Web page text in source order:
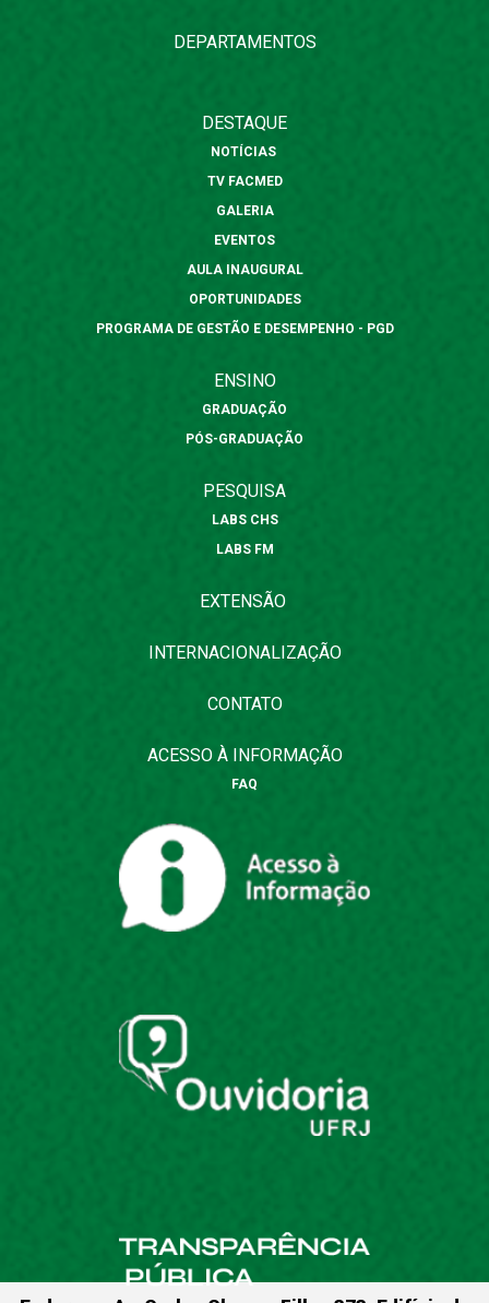
DEPARTAMENTOS
DESTAQUE
NOTÍCIAS
TV FACMED
GALERIA
EVENTOS
AULA INAUGURAL
OPORTUNIDADES
PROGRAMA DE GESTÃO E DESEMPENHO - PGD
ENSINO
GRADUAÇÃO
PÓS-GRADUAÇÃO
PESQUISA
LABS CHS
LABS FM
EXTENSÃO
INTERNACIONALIZAÇÃO
CONTATO
ACESSO À INFORMAÇÃO
FAQ